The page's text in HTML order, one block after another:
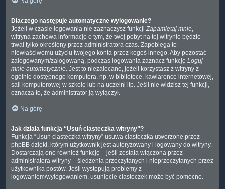
Dlaczego następuje automatyczne wylogowanie?
Jeżeli w czasie logowania nie zaznaczysz funkcji Zapamiętaj mnie,
witryna zachowa informację o tym, że twój pobyt na tej witrynie będzie
trwał tylko określony przez administratora czas. Zapobiega to
niewłaściwemu użyciu twojego konta przez kogoś innego. Aby pozostać
zalogowanym/zalogowaną, podczas logowania zaznacz funkcję Loguj
mnie automatycznie. Jest to niezalecane, jeżeli korzystasz z witryny z
ogólnie dostępnego komputera, np. w bibliotece, kawiarence internetowej,
sali komputerowej w szkole lub na uczelni itp. Jeśli nie widzisz tej funkcji,
oznacza to, że administrator ją wyłączył.
Na górę
Jak działa funkcja “Usuń ciasteczka witryny”?
Funkcja “Usuń ciasteczka witryny” usuwa ciasteczka utworzone przez
phpBB dzięki, którym użytkownik jest autoryzowany i logowany do witryny.
Dostarczają one również funkcję – jeśli została włączona przez
administratora witryny – śledzenia przeczytanych i nieprzeczytanych przez
użytkownika postów. Jeśli występują problemy z
logowaniem/wylogowaniem, usunięcie ciasteczek może być pomocne.